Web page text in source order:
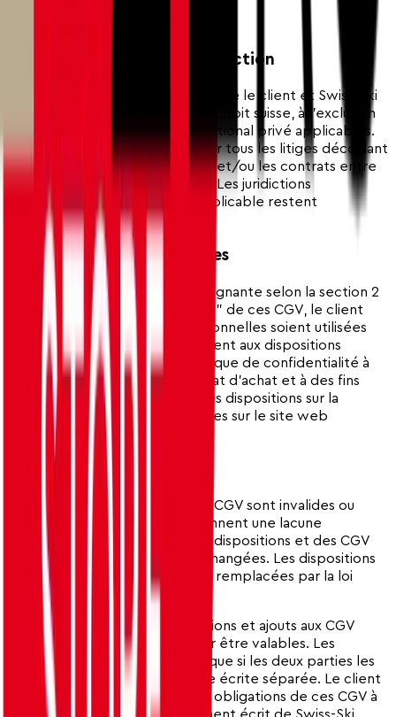
10. Autres Dispositions
10.1 Droit Applicable et Juridiction
Toutes les relations juridiques entre le client et Swiss-Ski
sont exclusivement soumises au droit suisse, à l'exclusion
des dispositions de droit international privé applicables.
Le lieu de juridiction exclusif pour tous les litiges découlant
de ou en relation avec ces CGV et/ou les contrats entre
le client et Swiss-Ski est Berne. Les juridictions
obligatoires du droit fédéral applicable restent
réservées.
10.2 Protection des Données
En soumettant une offre contraignante selon la section 2
"Offre et Conclusion du Contrat" de ces CGV, le client
accepte que ses données personnelles soient utilisées
par Swiss-Ski Store conformément aux dispositions
légales applicables et à la politique de confidentialité à
des fins de traitement du contrat d'achat et à des fins
publicitaires connexes. Sinon, les dispositions sur la
protection des données publiées sur le site web
s'appliquent.
10.3 Clause de Divisibilité
Si certaines dispositions de ces CGV sont invalides ou
inefficaces ou si les CGV contiennent une lacune
imprévue, la validité des autres dispositions et des CGV
dans leur ensemble restent inchangées. Les dispositions
invalides ou manquantes seront remplacées par la loi
supplétive.
Les accords annexes, modifications et ajouts aux CGV
doivent être faits par écrit pour être valables. Les
modifications ne sont valables que si les deux parties les
reconnaissent par une signature écrite séparée. Le client
ne peut transférer les droits et obligations de ces CGV à